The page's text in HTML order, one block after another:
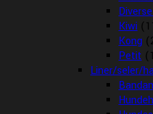
Kiwi
Kong
Petit
Liner/seler/